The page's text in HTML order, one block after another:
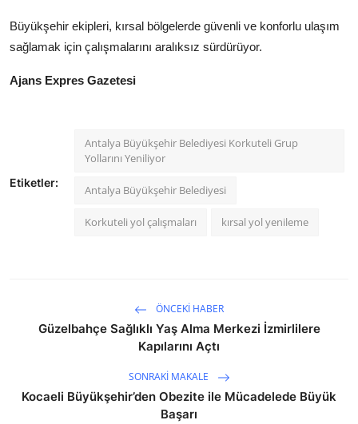
Galeri
Gastronomi
Büyükşehir ekipleri, kırsal bölgelerde güvenli ve konforlu ulaşım
sağlamak için çalışmalarını aralıksız sürdürüyor.
Ajans Expres Gazetesi
Etiketler:
Antalya Büyükşehir Belediyesi Korkuteli Grup
Yollarını Yeniliyor
Antalya Büyükşehir Belediyesi
Korkuteli yol çalışmaları kırsal yol yenileme
ÖNCEKI HABER
Güzelbahçe Sağlıklı Yaş Alma Merkezi İzmirlilere
Kapılarını Açtı
SONRAKI MAKALE
Kocaeli Büyükşehir’den Obezite ile Mücadelede Büyük
Başarı